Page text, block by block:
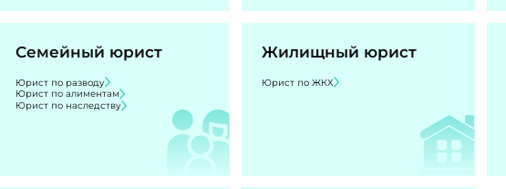
Семейный юрист
Юрист по разводу
Юрист по алиментам
Юрист по наследству
Жилищный юрист
Юрист по ЖКХ